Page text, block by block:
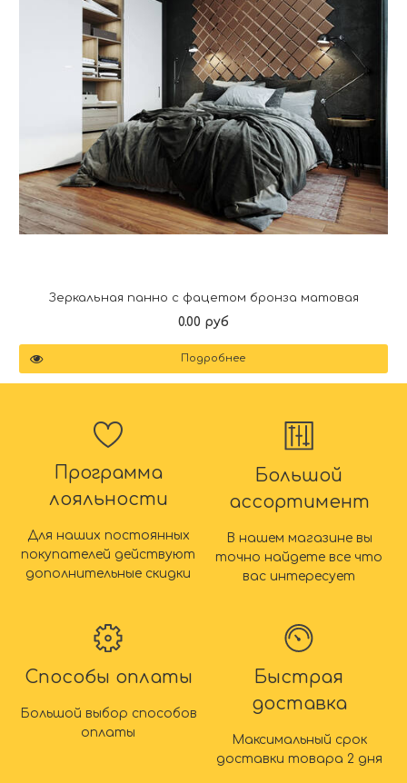
Зеркальная панно с фацетом бронза матовая
0.00 руб
Подробнее
Программа
лояльности
Для наших постоянных
покупателей действуют
дополнительные скидки
Большой
ассортимент
В нашем магазине вы
точно найдете все что
вас интересует
Способы оплаты
Большой выбор способов
оплаты
Быстрая
доставка
Максимальный срок
доставки товара 2 дня